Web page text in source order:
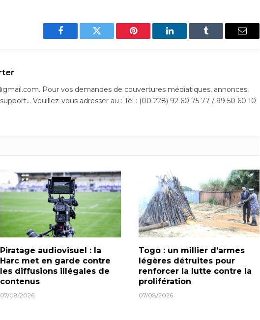
Facebook Twitter Pinterest LinkedIn Tumblr Email
Pour vos demandes de couvertures médiatiques, annonces,
Veuillez-vous adresser au : Tél : (00 228) 92 60 75 77 / 99 50 60 10
Piratage audiovisuel : la
Harc met en garde contre
les diffusions illégales de
contenus
07/08/2026
Togo : un millier d’armes
légères détruites pour
renforcer la lutte contre la
prolifération
07/08/2026